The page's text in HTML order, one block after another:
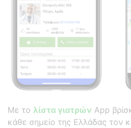
Με το λίστα γιατρών App
κάθε σημείο της Ελλάδας τον